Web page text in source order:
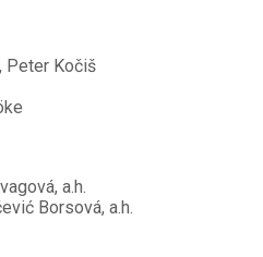
Peter Kočiš
a.h.
Borsová, a.h.